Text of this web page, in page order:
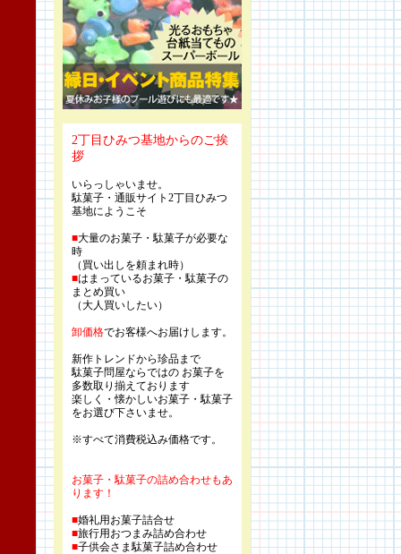
2丁目ひみつ基地からのご挨
拶
いらっしゃいませ。
駄菓子・通販サイト2丁目ひみつ
基地にようこそ
■大量のお菓子・駄菓子が必要な
時
（買い出しを頼まれ時）
■はまっているお菓子・駄菓子の
まとめ買い
（大人買いしたい）
卸価格でお客様へお届けします。
新作トレンドから珍品まで
駄菓子問屋ならではの お菓子を
多数取り揃えております
楽しく・懐かしいお菓子・駄菓子
をお選び下さいませ。
※すべて消費税込み価格です。
お菓子・駄菓子の詰め合わせもあ
ります！
■婚礼用お菓子詰合せ
■旅行用おつまみ詰め合わせ
■子供会さま駄菓子詰め合わせ